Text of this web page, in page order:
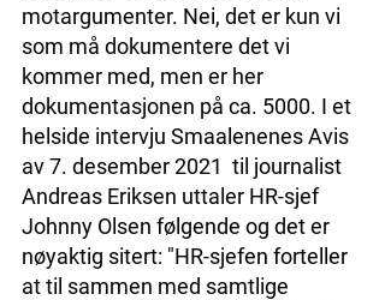
motargumenter. Nei, det er kun vi
som må dokumentere det vi
kommer med, men er her
dokumentasjonen på ca. 5000. I et
helside intervju Smaalenenes Avis
av 7. desember 2021  til journalist
Andreas Eriksen uttaler HR-sjef
Johnny Olsen følgende og det er
nøyaktig sitert: "HR-sjefen forteller
at til sammen med samtlige